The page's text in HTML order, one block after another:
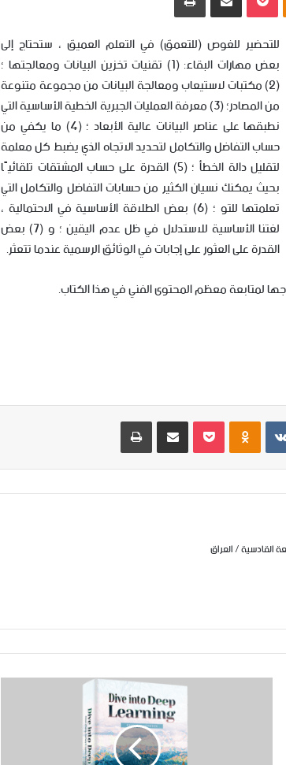
للتحضير للغوص (للتعمق) في التعلم العميق ، ستحتاج إلى
بعض مهارات البقاء: (1) تقنيات تخزين البيانات ومعالجتها ؛
(2) مكتبات لاستيعاب ومعالجة البيانات من مجموعة متنوعة
من المصادر؛ (3) معرفة العمليات الجبرية الخطية الأساسية التي
نطبقها على عناصر البيانات عالية الأبعاد ؛ (4) ما يكفي من
حساب التفاضل والتكامل لتحديد الاتجاه الذي يضبط كل معلمة
لتقليل دالة الخطأ ؛ (5) القدرة على حساب المشتقات تلقائيًا
بحيث يمكنك نسيان الكثير من حسابات التفاضل والتكامل التي
تعلمتها للتو ؛ (6) بعض الطلاقة الأساسية في الاحتمالية ،
لغتنا الأساسية للاستدلال في ظل عدم اليقين ؛ و (7) بعض
القدرة على العثور على إجابات في الوثائق الرسمية عندما تتعثر.
لمتابعة معظم المحتوى الفني في هذا الكتاب.
‏VKontakte بوكيت
القادسية / العراق